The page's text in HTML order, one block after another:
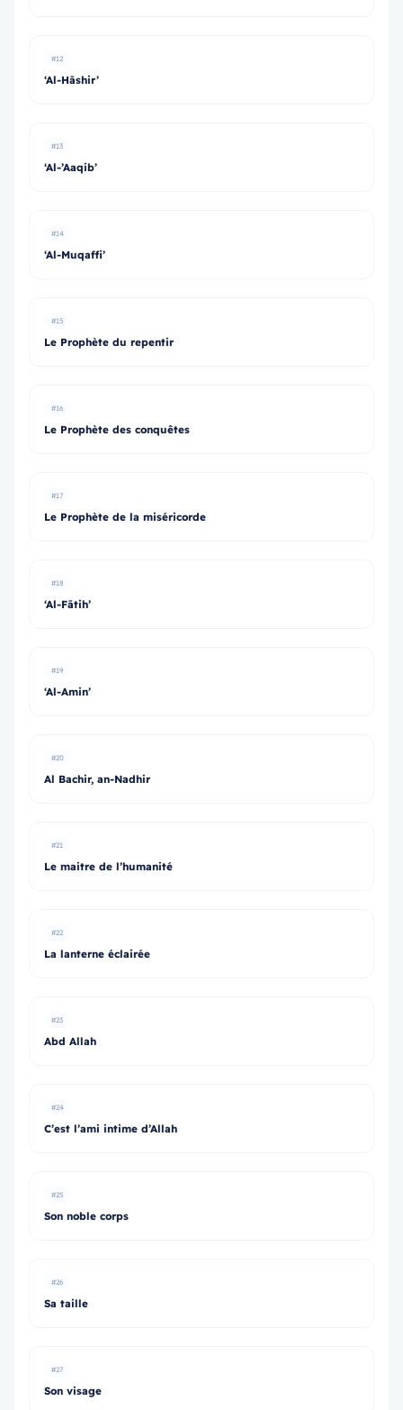
#12
‘Al-Hāshir’
#13
‘Al-’Aaqib’
#14
‘Al-Muqaffi’
#15
Le Prophète du repentir
#16
Le Prophète des conquêtes
#17
Le Prophète de la miséricorde
#18
‘Al-Fātih’
#19
‘Al-Amin’
#20
Al Bachir, an-Nadhir
#21
Le maitre de l’humanité
#22
La lanterne éclairée
#23
Abd Allah
#24
C’est l’ami intime d’Allah
#25
Son noble corps
#26
Sa taille
#27
Son visage